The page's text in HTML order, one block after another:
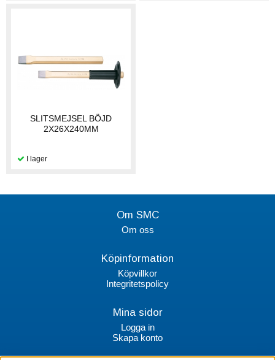
SLITSMEJSEL BÖJD
2X26X240MM
Om SMC
Om oss
Köpinformation
Köpvillkor
Integritetspolicy
Mina sidor
Logga in
Skapa konto